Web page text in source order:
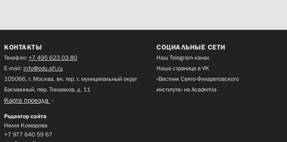
КОНТАКТЫ
Телефон: +7 495 623 03 80
E-mail: info@edu.sfi.ru
105066, г. Москва, вн. тер. г. муниципальный округ
Басманный, пер. Токмаков, д. 11
Карта проезда
Редактор сайта
Нелля Комарова
+7 977 640 59 67
СОЦИАЛЬНЫЕ СЕТИ
Наш Telegram-канал
Наша страница в VK
«Вестник Свято-Филаретовского
института» на Academia